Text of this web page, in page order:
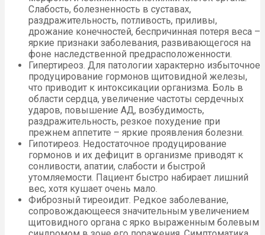
Слабость, болезненность в суставах,
раздражительность, потливость, приливы,
дрожание конечностей, беспричинная потеря веса –
яркие признаки заболевания, развивающегося на
фоне наследственной предрасположенности.
Гипертиреоз. Для патологии характерно избыточное
продуцирование гормонов щитовидной железы,
что приводит к интоксикации организма. Боль в
области сердца, увеличение частоты сердечных
ударов, повышение АД, возбудимость,
раздражительность, резкое похудение при
прежнем аппетите – яркие проявления болезни.
Гипотиреоз. Недостаточное продуцирование
гормонов и их дефицит в организме приводят к
сонливости, апатии, слабости и быстрой
утомляемости. Пациент быстро набирает лишний
вес, хотя кушает очень мало.
Фиброзный тиреоидит. Редкое заболевание,
сопровождающееся значительным увеличением
щитовидного органа с ярко выраженным болевым